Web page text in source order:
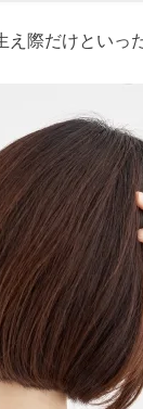
際だけといっ